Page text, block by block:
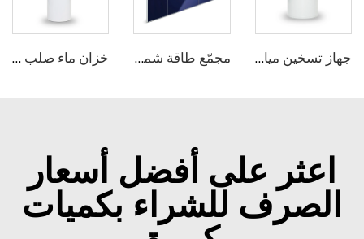
جهاز تسخين مياه كهربائي بالتخزين--سلسلة تجارية مجمّع طاقة شمسيّة حراريّة من Micoe لتسخين المياه الساخنة خزان ماء صلب من الفولاذ المقاوم للصدأ من Micoe
اعثر على أفضل أسعار
الصرف للشراء بكميات